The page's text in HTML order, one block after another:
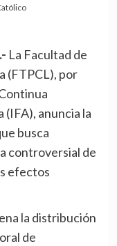
La Facultad de
(FTPCL), por
(IFA), anuncia la
busca
controversial de
efectos
la distribución
de